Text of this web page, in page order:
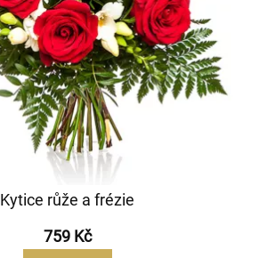
Kytice růže a frézie
759 Kč